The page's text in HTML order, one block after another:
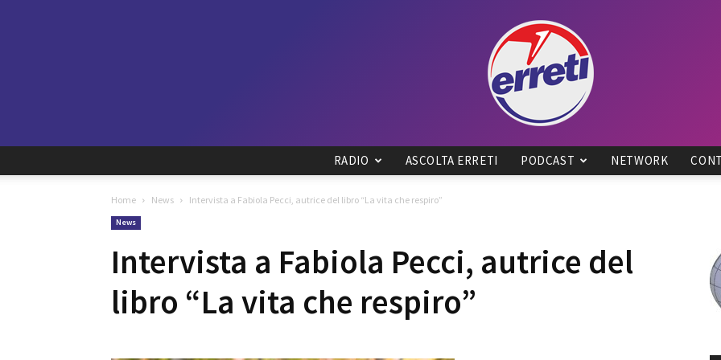
RADIO ASCOLTA ERRETI PODCAST NETWORK
Home News Intervista a Fabiola Pecci, autrice del libro “La vita che respiro”
News
Intervista a Fabiola Pecci, autrice del
libro “La vita che respiro”